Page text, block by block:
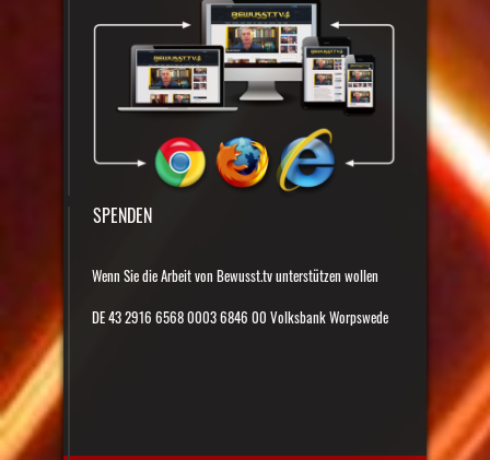
SPENDEN
Wenn Sie die Arbeit von Bewusst.tv unterstützen wollen
DE 43 2916 6568 0003 6846 00 Volksbank Worpswede